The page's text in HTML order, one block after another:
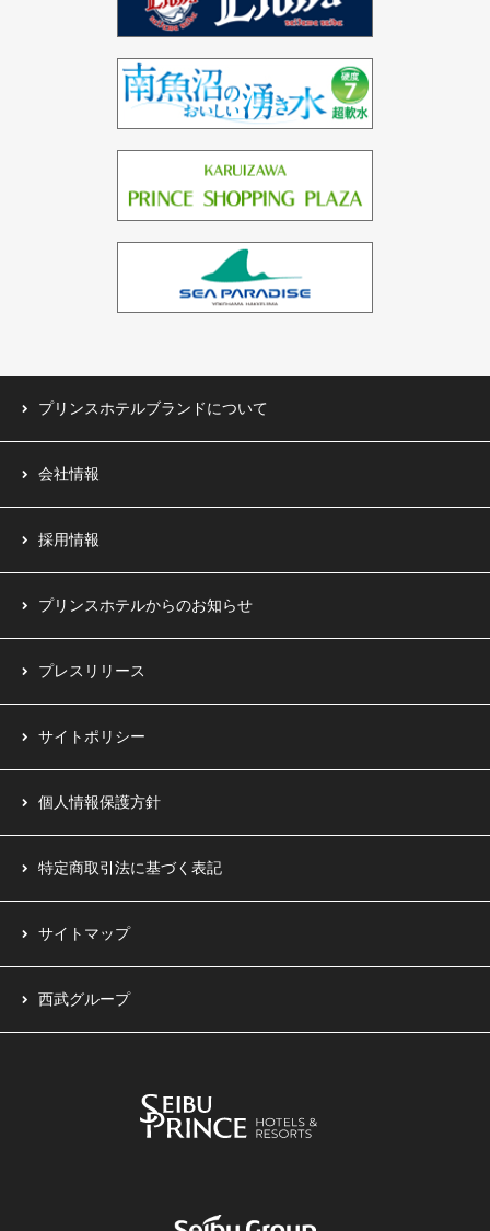
インド（2ホテル）
ドバイ（3ホテル）
バーレーン（1ホテル）
プリンスホテルブランドについて
会社情報
採用情報
プリンスホテルからのお知らせ
プレスリリース
サイトポリシー
個人情報保護方針
特定商取引法に基づく表記
サイトマップ
西武グループ